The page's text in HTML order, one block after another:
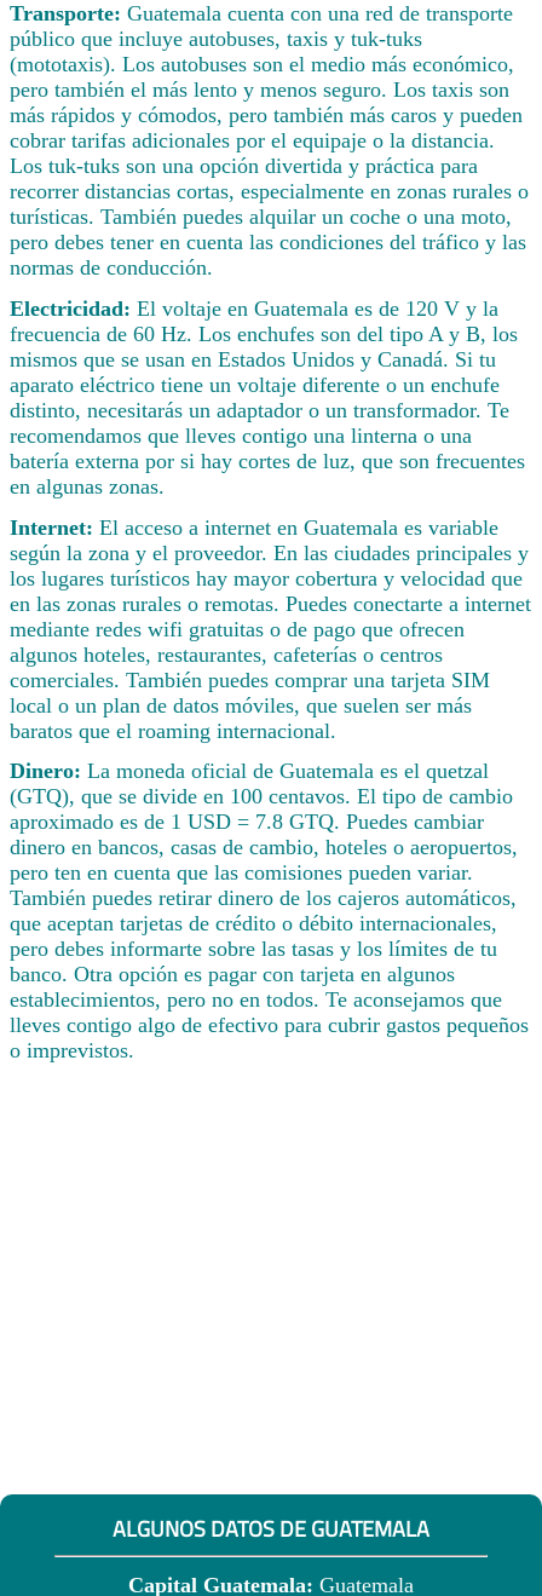
Transporte: Guatemala cuenta con una red de transporte
público que incluye autobuses, taxis y tuk-tuks
(mototaxis). Los autobuses son el medio más económico,
pero también el más lento y menos seguro. Los taxis son
más rápidos y cómodos, pero también más caros y pueden
cobrar tarifas adicionales por el equipaje o la distancia.
Los tuk-tuks son una opción divertida y práctica para
recorrer distancias cortas, especialmente en zonas rurales o
turísticas. También puedes alquilar un coche o una moto,
pero debes tener en cuenta las condiciones del tráfico y las
normas de conducción.
Electricidad: El voltaje en Guatemala es de 120 V y la
frecuencia de 60 Hz. Los enchufes son del tipo A y B, los
mismos que se usan en Estados Unidos y Canadá. Si tu
aparato eléctrico tiene un voltaje diferente o un enchufe
distinto, necesitarás un adaptador o un transformador. Te
recomendamos que lleves contigo una linterna o una
batería externa por si hay cortes de luz, que son frecuentes
en algunas zonas.
Internet: El acceso a internet en Guatemala es variable
según la zona y el proveedor. En las ciudades principales y
los lugares turísticos hay mayor cobertura y velocidad que
en las zonas rurales o remotas. Puedes conectarte a internet
mediante redes wifi gratuitas o de pago que ofrecen
algunos hoteles, restaurantes, cafeterías o centros
comerciales. También puedes comprar una tarjeta SIM
local o un plan de datos móviles, que suelen ser más
baratos que el roaming internacional.
Dinero: La moneda oficial de Guatemala es el quetzal
(GTQ), que se divide en 100 centavos. El tipo de cambio
aproximado es de 1 USD = 7.8 GTQ. Puedes cambiar
dinero en bancos, casas de cambio, hoteles o aeropuertos,
pero ten en cuenta que las comisiones pueden variar.
También puedes retirar dinero de los cajeros automáticos,
que aceptan tarjetas de crédito o débito internacionales,
pero debes informarte sobre las tasas y los límites de tu
banco. Otra opción es pagar con tarjeta en algunos
establecimientos, pero no en todos. Te aconsejamos que
lleves contigo algo de efectivo para cubrir gastos pequeños
o imprevistos.
ALGUNOS DATOS DE GUATEMALA
Capital Guatemala: Guatemala